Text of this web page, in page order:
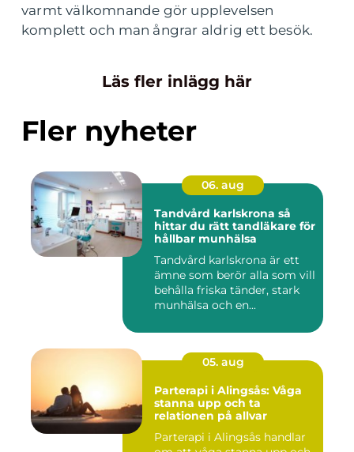
varmt välkomnande gör upplevelsen
komplett och man ångrar aldrig ett besök.
Läs fler inlägg här
Fler nyheter
06. aug
Tandvård karlskrona så
hittar du rätt tandläkare för
hållbar munhälsa
Tandvård karlskrona är ett
ämne som berör alla som vill
behålla friska tänder, stark
munhälsa och en...
05. aug
Parterapi i Alingsås: Våga
stanna upp och ta
relationen på allvar
Parterapi i Alingsås handlar